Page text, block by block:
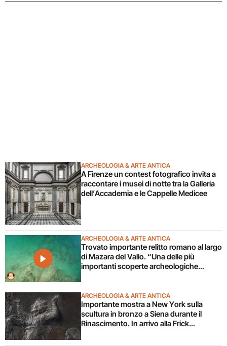
ARCHEOLOGIA & ARTE ANTICA
A Firenze un contest fotografico invita a
raccontare i musei di notte tra la Galleria
dell’Accademia e le Cappelle Medicee
ARCHEOLOGIA & ARTE ANTICA
Trovato importante relitto romano al largo
di Mazara del Vallo. “Una delle più
importanti scoperte archeologiche
ARCHEOLOGIA & ARTE ANTICA
Importante mostra a New York sulla
scultura in bronzo a Siena durante il
Rinascimento. In arrivo alla Frick